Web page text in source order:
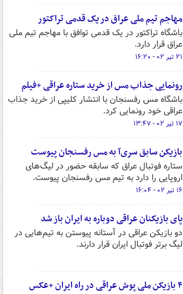
مهاجم تیم ملی عراق در یک قدمی تراکتور
باشگاه تراکتور در یک قدمی توافق با مهاجم تیم ملی
عراق قرار دارد.
۲۱ تیر ۰۲ - ۱۶:۲۰
رونمایی جذاب مس از خرید ستاره عراقی +فیلم
باشگاه مس رفسنجان با انتشار کلیپی از خرید جذاب
عراقی خود رونمایی کرد.
۱۷ تیر ۰۲ - ۱۳:۴۷
بازیکن سابق سری‌آ به مس رفسنجان پیوست
ستاره فوتبال عراق که سابقه حضور در لیگ‌های
اروپایی را دارد به تیم مس رفسنجان پیوست.
۱۶ تیر ۰۲ - ۱۶:۰۴
پای بازیکنان عراقی دوباره به ایران باز شد
دو بازیکن عراقی در آستانه پیوستن به تیم‌هایی در
لیگ برتر فوتبال ایران قرار دارند.
۴ بازیکن ملی پوش عراقی در راه ایران +عکس